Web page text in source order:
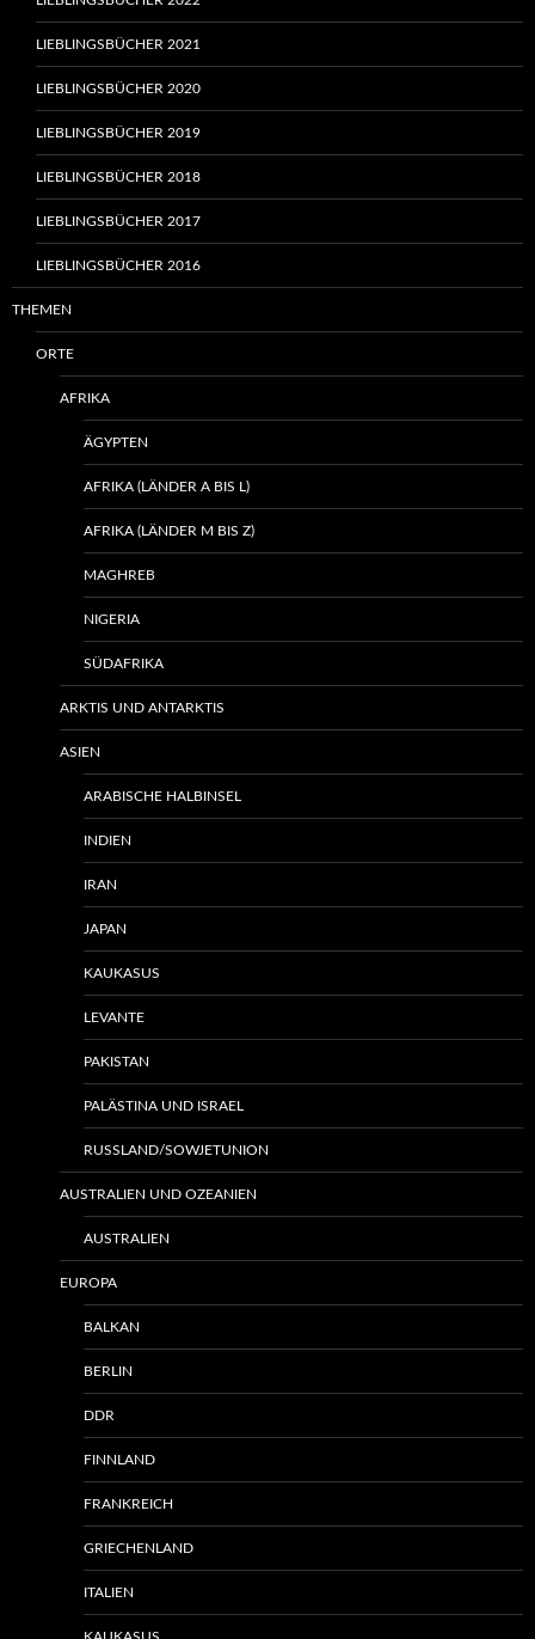
LIEBLINGSBÜCHER 2021
LIEBLINGSBÜCHER 2020
LIEBLINGSBÜCHER 2019
LIEBLINGSBÜCHER 2018
LIEBLINGSBÜCHER 2017
LIEBLINGSBÜCHER 2016
THEMEN
ORTE
AFRIKA
ÄGYPTEN
AFRIKA (LÄNDER A BIS L)
AFRIKA (LÄNDER M BIS Z)
MAGHREB
NIGERIA
SÜDAFRIKA
ARKTIS UND ANTARKTIS
ASIEN
ARABISCHE HALBINSEL
INDIEN
IRAN
JAPAN
KAUKASUS
LEVANTE
PAKISTAN
PALÄSTINA UND ISRAEL
RUSSLAND/SOWJETUNION
AUSTRALIEN UND OZEANIEN
AUSTRALIEN
EUROPA
BALKAN
BERLIN
DDR
FINNLAND
FRANKREICH
GRIECHENLAND
ITALIEN